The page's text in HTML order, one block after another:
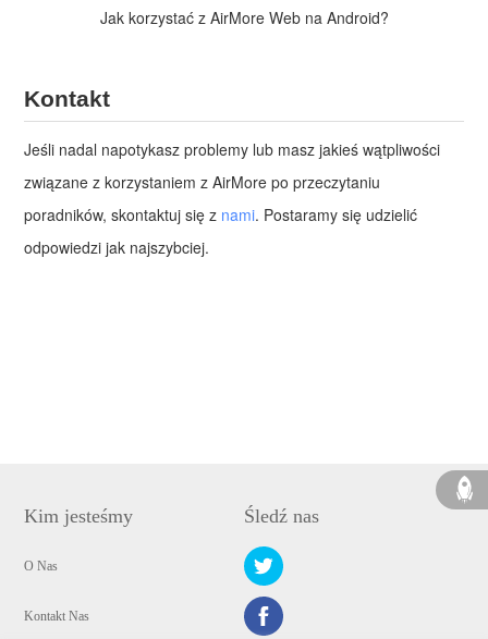
Jak korzystać z AirMore Web na Android?
Kontakt
Jeśli nadal napotykasz problemy lub masz jakieś wątpliwości
związane z korzystaniem z AirMore po przeczytaniu
poradników, skontaktuj się z nami. Postaramy się udzielić
odpowiedzi jak najszybciej.
Kim jesteśmy
O Nas
Kontakt Nas
Śledź nas